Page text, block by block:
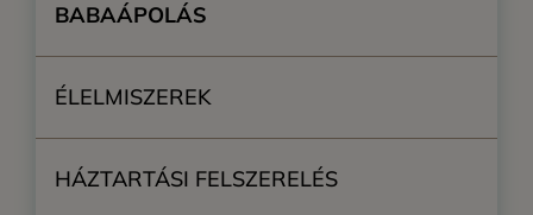
BABAÁPOLÁS
ÉLELMISZEREK
HÁZTARTÁSI FELSZERELÉS